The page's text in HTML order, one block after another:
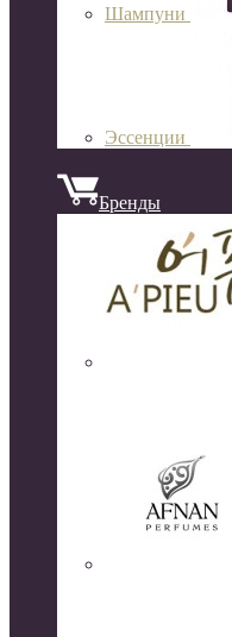
Шампуни
Эссенции
Бренды